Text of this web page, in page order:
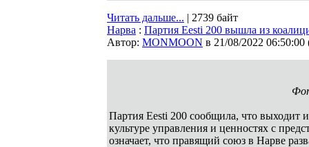
Читать дальше... | 2739 байт
Нарва : Партия Eesti 200 вышла из
Автор: MONMOON в 21/08/2022 06:50:00
Партия Eesti 200 сообщила, что выходит
культуре управления и ценностях с
означает, что правящий союз в Нарве